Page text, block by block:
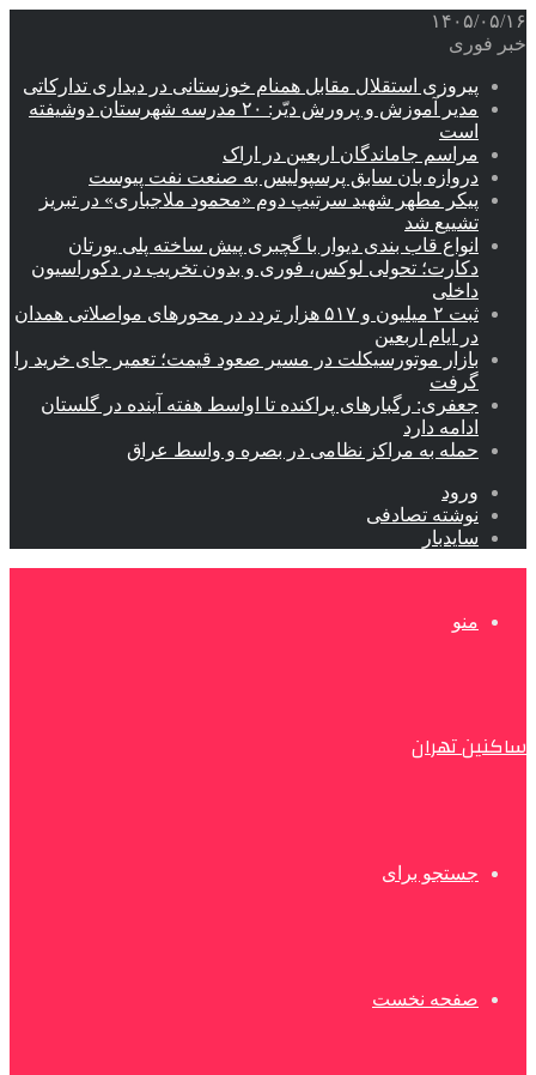
۱۴۰۵/۰۵/۱۶
خبر فوری
پیروزی استقلال مقابل همنام خوزستانی در دیداری تدارکاتی
مدیر آموزش و پرورش دیّر: ۲۰ مدرسه شهرستان دوشیفته
است
مراسم جاماندگان اربعین در اراک
دروازه بان سابق پرسپولیس به صنعت نفت پیوست
پیکر مطهر شهید سرتیپ دوم «محمود ملاجباری» در تبریز
تشییع شد
انواع قاب بندی دیوار با گچبری پیش ساخته پلی یورتان
دکارت؛ تحولی لوکس، فوری و بدون تخریب در دکوراسیون
داخلی
ثبت ۲ میلیون و ۵۱۷ هزار تردد در محورهای مواصلاتی همدان
در ایام اربعین
بازار موتورسیکلت در مسیر صعود قیمت؛ تعمیر جای خرید را
گرفت
جعفری: رگبارهای پراکنده تا اواسط هفته آینده در گلستان
ادامه دارد
حمله به مراکز نظامی در بصره و واسط عراق
ورود
نوشته تصادفی
سایدبار
منو
ساکنین تهران
جستجو برای
صفحه نخست